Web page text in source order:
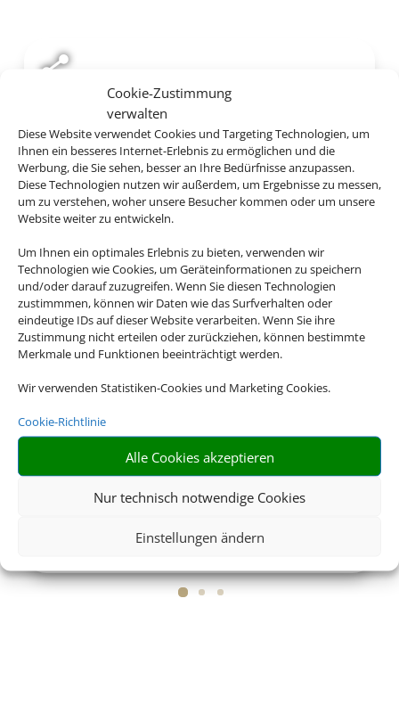
Cookie-Zustimmung
verwalten
Diese Website verwendet Cookies und Targeting Technologien, um
Ihnen ein besseres Internet-Erlebnis zu ermöglichen und die
Werbung, die Sie sehen, besser an Ihre Bedürfnisse anzupassen.
Diese Technologien nutzen wir außerdem, um Ergebnisse zu messen,
um zu verstehen, woher unsere Besucher kommen oder um unsere
Website weiter zu entwickeln.
Um Ihnen ein optimales Erlebnis zu bieten, verwenden wir
Technologien wie Cookies, um Geräteinformationen zu speichern
und/oder darauf zuzugreifen. Wenn Sie diesen Technologien
zustimmmen, können wir Daten wie das Surfverhalten oder
eindeutige IDs auf dieser Website verarbeiten. Wenn Sie ihre
Zustimmung nicht erteilen oder zurückziehen, können bestimmte
Merkmale und Funktionen beeinträchtigt werden.
Wir verwenden Statistiken-Cookies und Marketing Cookies.
Cookie-Richtlinie
Alle Cookies akzeptieren
Nur technisch notwendige Cookies
Einstellungen ändern
Globales Lord Nelson